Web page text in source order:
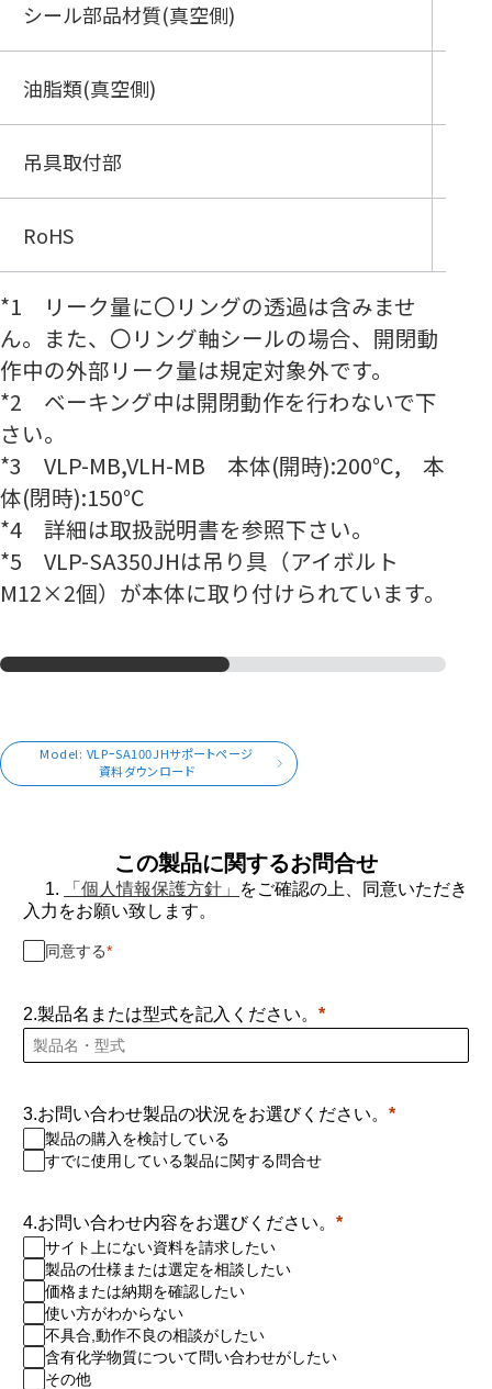
シール部品材質(真空側)
油脂類(真空側)
吊具取付部
RoHS
*1 リーク量に〇リングの透過は含みませ
ん。また、〇リング軸シールの場合、開閉動
作中の外部リーク量は規定対象外です。
*2 ベーキング中は開閉動作を行わないで下
さい。
*3 VLP-MB,VLH-MB 本体(開時):200℃, 本
体(閉時):150℃
*4 詳細は取扱説明書を参照下さい。
*5 VLP-SA350JHは吊り具（アイボルト
M12×2個）が本体に取り付けられています。
Model: VLPｰSA100JHサポートページ
資料ダウンロード
この製品に関するお問合せ
1. 「個人情報保護方針」
をご確認の上、同意いただき
入力をお願い致します。
同意する
2.製品名または型式を記入ください。
3.お問い合わせ製品の状況をお選びください。
製品の購入を検討している
すでに使用している製品に関する問合せ
4.お問い合わせ内容をお選びください。
サイト上にない資料を請求したい
製品の仕様または選定を相談したい
価格または納期を確認したい
使い方がわからない
不具合,動作不良の相談がしたい
含有化学物質について問い合わせがしたい
その他